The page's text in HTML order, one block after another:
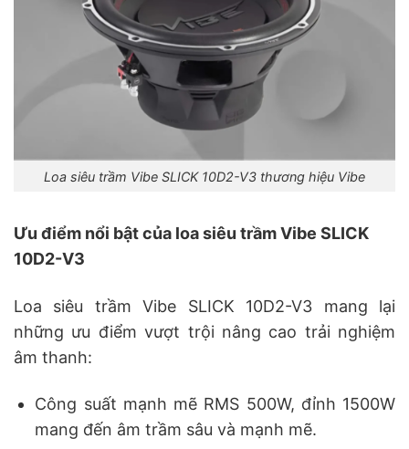
Loa siêu trầm Vibe SLICK 10D2-V3 thương hiệu Vibe
Ưu điểm nổi bật của loa siêu trầm Vibe SLICK
10D2-V3
Loa siêu trầm Vibe SLICK 10D2-V3 mang lại
những ưu điểm vượt trội nâng cao trải nghiệm
âm thanh:
Công suất mạnh mẽ RMS 500W, đỉnh 1500W
mang đến âm trầm sâu và mạnh mẽ.